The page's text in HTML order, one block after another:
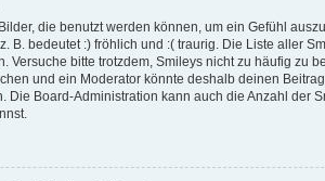
die benutzt werden können, um ein Gefühl
B. bedeutet :) fröhlich und :( traurig. Die Liste aller
Versuche bitte trotzdem, Smileys nicht zu häufig zu
und ein Moderator könnte deshalb deinen
Die Board-Administration kann auch die Anzahl der